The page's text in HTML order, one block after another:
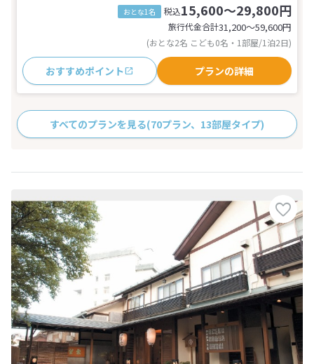
おとな1名 税込15,600～29,800円
旅行代金合計31,200〜59,600円
(おとな2名 こども0名・1部屋/1泊2日)
おすすめポイント プランの詳細
すべてのプランを見る(70プラン、13部屋タイプ)